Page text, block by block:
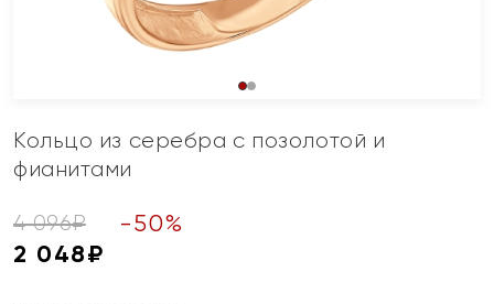
Кольцо из серебра с позолотой и
фианитами
4 096₽ -50%
2 048₽